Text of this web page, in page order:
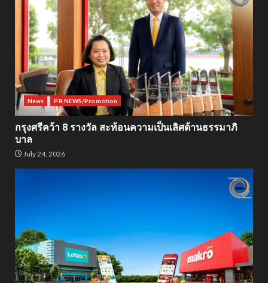
News PR NEWS/Promotion
กรุงศรีคว้า 8 รางวัล สะท้อนความเป็นเลิศด้านธรรมาภิ
บาล
July 24, 2026